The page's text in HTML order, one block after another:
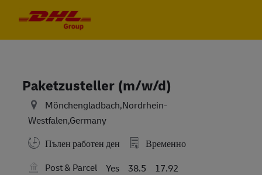
Paketzusteller (m/w/d)
Mönchengladbach,Nordrhein-
Westfalen,Germany
Пълен работен ден
Временно
Post & Parcel
Yes 38.5
17.92